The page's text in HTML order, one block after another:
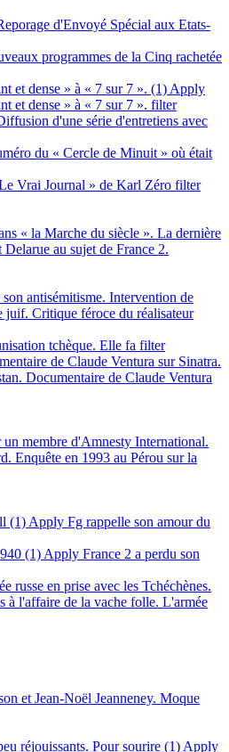
d'Envoyé Spécial aux Etats-
programmes de la Cinq rachetée
et dense » à « 7 sur 7 ». (1) Apply
et dense » à « 7 sur 7 ». filter
d'une série d'entretiens avec
du « Cercle de Minuit » où était
Vrai Journal » de Karl Zéro filter
« la Marche du siècle ». La dernière
au sujet de France 2.
antisémitisme. Intervention de
juif. Critique féroce du réalisateur
tchèque. Elle fa filter
de Claude Ventura sur Sinatra.
Documentaire de Claude Ventura
membre d'Amnesty International.
Enquête en 1993 au Pérou sur la
(1) Apply Fg rappelle son amour du
(1) Apply France 2 a perdu son
russe en prise avec les Tchéchènes.
à l'affaire de la vache folle. L'armée
et Jean-Noël Jeanneney. Moque
réjouissants. Pour sourire (1) Apply